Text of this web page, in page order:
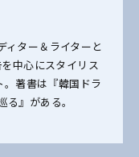
ィター＆ライターと
中心にスタイリス
。著書は『韓国ドラ
』がある。